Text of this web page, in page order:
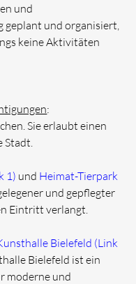
und
geplant und organisiert,
keine Aktivitäten
:
Sie erlaubt einen
1) und Heimat-Tierpark
und gepflegter
Eintritt verlangt.
Bielefeld (Link
Bielefeld ist ein
moderne und